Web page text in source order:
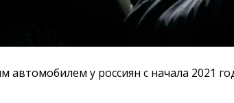
у россиян с начала 2021